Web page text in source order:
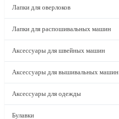
Лапки для оверлоков
Лапки для распошивальных машин
Аксессуары для швейных машин
Аксессуары для вышивальных машин
Аксессуары для одежды
Булавки